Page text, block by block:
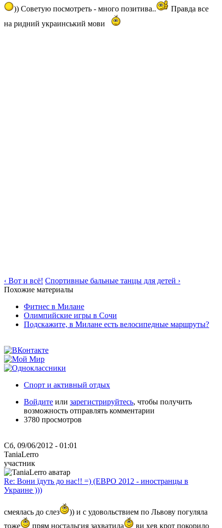
)) Советую посмотреть - много позитива..
Правда все
на ридний украинський мови
‹ Вот и всё! Спортивные бальные танцы для детей ›
Похожие материалы
Фитнес в Милане
Олимпийские игры в Сочи
Подскажите, в Милане есть велосипедные маршруты?
Спорт и активный отдых
Войдите или зарегистрируйтесь, чтобы получить
возможность отправлять комментарии
3780 просмотров
Сб, 09/06/2012 - 01:01
TaniaLerro
участник
Re: Вони їдуть до нас!! =) (ЕВРО 2012 - иностранцы в
Украине )))
смеялась до слез
)) и с удовольствием по Львову погуляла
тоже
прям ностальгия захватила
ви хев крот покорило